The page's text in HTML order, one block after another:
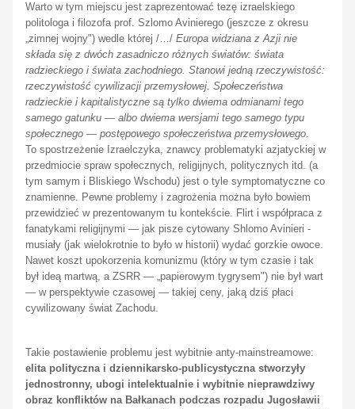
Warto w tym miejscu jest zaprezentować tezę izraelskiego
politologa i filozofa prof. Szlomo Avinierego (jeszcze z okresu
„zimnej wojny") wedle której /…/ Europa widziana z Azji nie
składa się z dwóch zasadniczo różnych światów: świata
radzieckiego i świata zachodniego. Stanowi jedną rzeczywistość:
rzeczywistość cywilizacji przemysłowej. Społeczeństwa
radzieckie i kapitalistyczne są tylko dwiema odmianami tego
samego gatunku — albo dwiema wersjami tego samego typu
społecznego — postępowego społeczeństwa przemysłowego.
To spostrzeżenie Izraelczyka, znawcy problematyki azjatyckiej w
przedmiocie spraw społecznych, religijnych, politycznych itd. (a
tym samym i Bliskiego Wschodu) jest o tyle symptomatyczne co
znamienne. Pewne problemy i zagrożenia można było bowiem
przewidzieć w prezentowanym tu kontekście. Flirt i współpraca z
fanatykami religijnymi — jak pisze cytowany Shlomo Avinieri -
musiały (jak wielokrotnie to było w historii) wydać gorzkie owoce.
Nawet koszt upokorzenia komunizmu (który w tym czasie i tak
był ideą martwą, a ZSRR — „papierowym tygrysem") nie był wart
— w perspektywie czasowej — takiej ceny, jaką dziś płaci
cywilizowany świat Zachodu.
Takie postawienie problemu jest wybitnie anty-mainstreamowe:
elita polityczna i dziennikarsko-publicystyczna stworzyły
jednostronny, ubogi intelektualnie i wybitnie nieprawdziwy
obraz konfliktów na Bałkanach podczas rozpadu Jugosławii